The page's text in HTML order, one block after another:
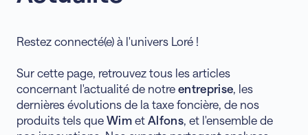
Restez connecté(e) à l'univers Loré !
Sur cette page, retrouvez tous les articles
concernant l'actualité de notre entreprise, les
dernières évolutions de la taxe foncière, de nos
produits tels que Wim etAlfons, et l'ensemble de